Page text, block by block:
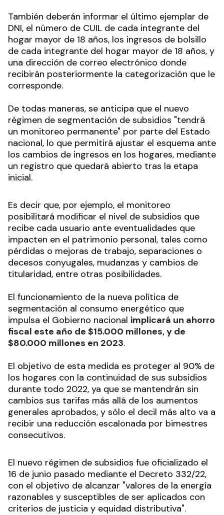
También deberán informar el último ejemplar de
DNI, el número de CUIL de cada integrante del
hogar mayor de 18 años, los ingresos de bolsillo
de cada integrante del hogar mayor de 18 años, y
una dirección de correo electrónico donde
recibirán posteriormente la categorización que le
corresponde.
De todas maneras, se anticipa que el nuevo
régimen de segmentación de subsidios "tendrá
un monitoreo permanente" por parte del Estado
nacional, lo que permitirá ajustar el esquema ante
los cambios de ingresos en los hogares, mediante
un registro que quedará abierto tras la etapa
inicial.
Es decir que, por ejemplo, el monitoreo
posibilitará modificar el nivel de subsidios que
recibe cada usuario ante eventualidades que
impacten en el patrimonio personal, tales como
pérdidas o mejoras de trabajo, separaciones o
decesos conyugales, mudanzas y cambios de
titularidad, entre otras posibilidades.
El funcionamiento de la nueva política de
segmentación al consumo energético que
impulsa el Gobierno nacional implicará un ahorro
fiscal este año de $15.000 millones, y de
$80.000 millones en 2023.
El objetivo de esta medida es proteger al 90% de
los hogares con la continuidad de sus subsidios
durante todo 2022, ya que se mantendrán sin
cambios sus tarifas más allá de los aumentos
generales aprobados, y sólo el decil más alto va a
recibir una reducción escalonada por bimestres
consecutivos.
El nuevo régimen de subsidios fue oficializado el
16 de junio pasado mediante el Decreto 332/22,
con el objetivo de alcanzar "valores de la energía
razonables y susceptibles de ser aplicados con
criterios de justicia y equidad distributiva".